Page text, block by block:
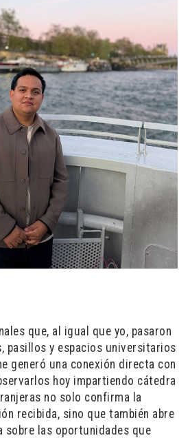
que, al igual que yo, pasaron
pasillos y espacios universitarios
generó una conexión directa con
hoy impartiendo cátedra
no solo confirma la
recibida, sino que también abre
sobre las oportunidades que